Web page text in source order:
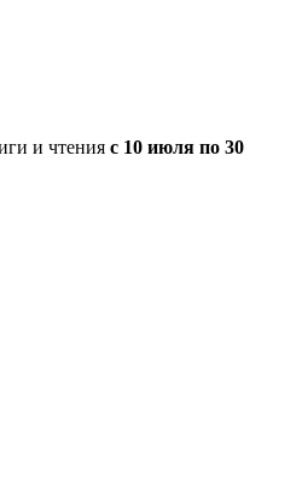
и чтения с 10 июля по 30